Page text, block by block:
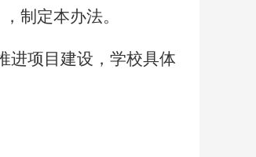
制定本办法。
进项目建设，学校具体